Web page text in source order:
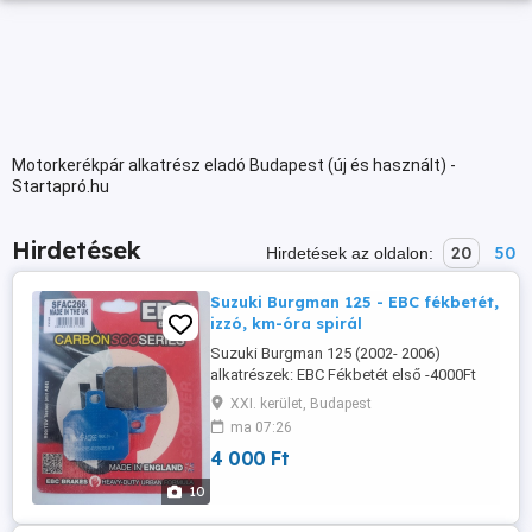
Motorkerékpár alkatrész eladó Budapest (új és használt) -
Startapró.hu
Hirdetések Hirdetések az oldalon: 20 50
10
Suzuki Burgman 125 - EBC fékbetét,
izzó, km-óra spirál
Suzuki Burgman 125 (2002- 2006)
alkatrészek: EBC Fékbetét első -4000Ft
EBC Fékbetét hátsó -4000Ft OSRAM Első
főfényszóró izzó -650Ft OSRAM Első
helyzetjelző izzó -250Ft NGK- CR8E
gyújtógyertya -2000Ft Km-óra spirál
XXI. kerület, Budapest
ma 07:26
4 000 Ft